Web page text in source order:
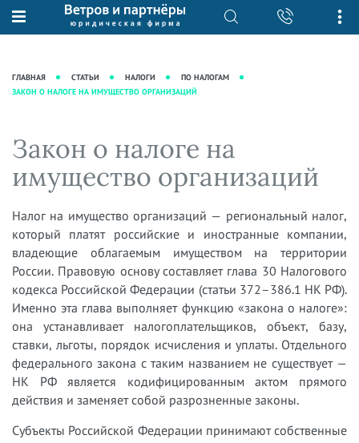
О нас
Рекомендации
Преимущества юридической
фирмы
Кейсы
Вакансии
Юридические услуги
Интеллектуальная собственность
Налоговая практика
Сопровождение бизнеса
Ведение уголовных дел
Защита активов
Ведение дел о банкротстве
База знаний
практики"
Аудиоподкасты
Видеоподкасты
Справочная
Вопросы-ответы
Вебинары и семинары
Прямые эфиры
ГЛАВНАЯ СТАТЬИ НАЛОГИ
ПО НАЛОГАМ
ЗАКОН О НАЛОГЕ НА ИМУЩЕСТВО ОРГАНИЗАЦИЙ
Закон о налоге на
имущество организаций
Налог на имущество организаций — региональный налог,
который платят российские и иностранные компании,
владеющие облагаемым имуществом на территории
России. Правовую основу составляет глава 30 Налогового
кодекса Российской Федерации (статьи 372–386.1 НК РФ).
Именно эта глава выполняет функцию «закона о налоге»:
она устанавливает налогоплательщиков, объект, базу,
ставки, льготы, порядок исчисления и уплаты. Отдельного
федерального закона с таким названием не существует —
НК РФ является кодифицированным актом прямого
действия и заменяет собой разрозненные законы.
Субъекты Российской Федерации принимают собственные